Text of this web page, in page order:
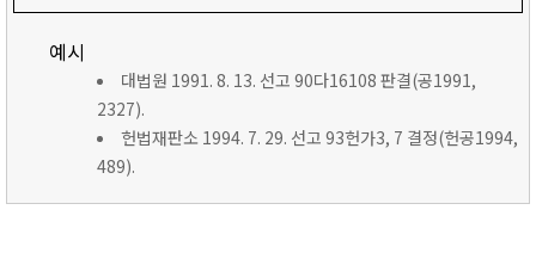
예시
대법원 1991. 8. 13. 선고 90다16108 판결(공1991,
2327).
헌법재판소 1994. 7. 29. 선고 93헌가3, 7 결정(헌공1994,
489).